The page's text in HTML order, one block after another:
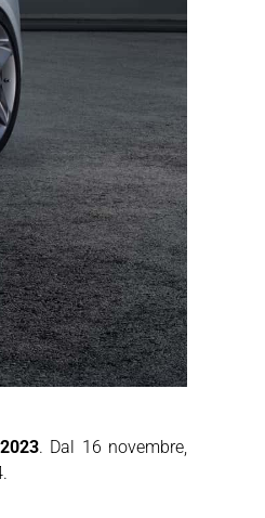
. Dal 16 novembre,